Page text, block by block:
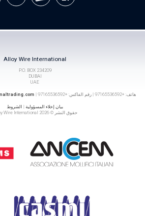
Alloy Wire International
P.O. BOX 234209
DUBAI
UAE
هاتف: +97165536592 | رقم الفاكس: +97165536592 |
بيان إخلاء المسؤولية | الشروط
حقوق النشر © 2026 Alloy Wire International